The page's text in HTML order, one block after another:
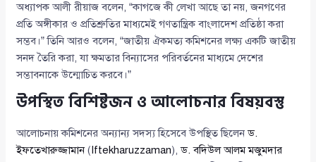
অধ্যাপক আলী রীয়াজ বলেন, “কাগজে কী লেখা আছে তা নয়, জনগণের
প্রতি অঙ্গীকার ও প্রতিশ্রুতির মাধ্যমেই গণতান্ত্রিক বাংলাদেশ প্রতিষ্ঠা করা
সম্ভব।” তিনি আরও বলেন, “জাতীয় ঐকমত্য কমিশনের লক্ষ্য একটি জাতীয়
সনদ তৈরি করা, যা ক্ষমতার বিন্যাসের পরিবর্তনের মাধ্যমে দেশের
সম্ভাবনাকে উন্মোচিত করবে।”
উপস্থিত বিশিষ্টজন ও আলোচনার বিষয়বস্তু
আলোচনায় কমিশনের অন্যান্য সদস্য হিসেবে উপস্থিত ছিলেনড.
ইফতেখারুজ্জামান( Iftekharuzzaman),ড. বদিউল আলম মজুমদার